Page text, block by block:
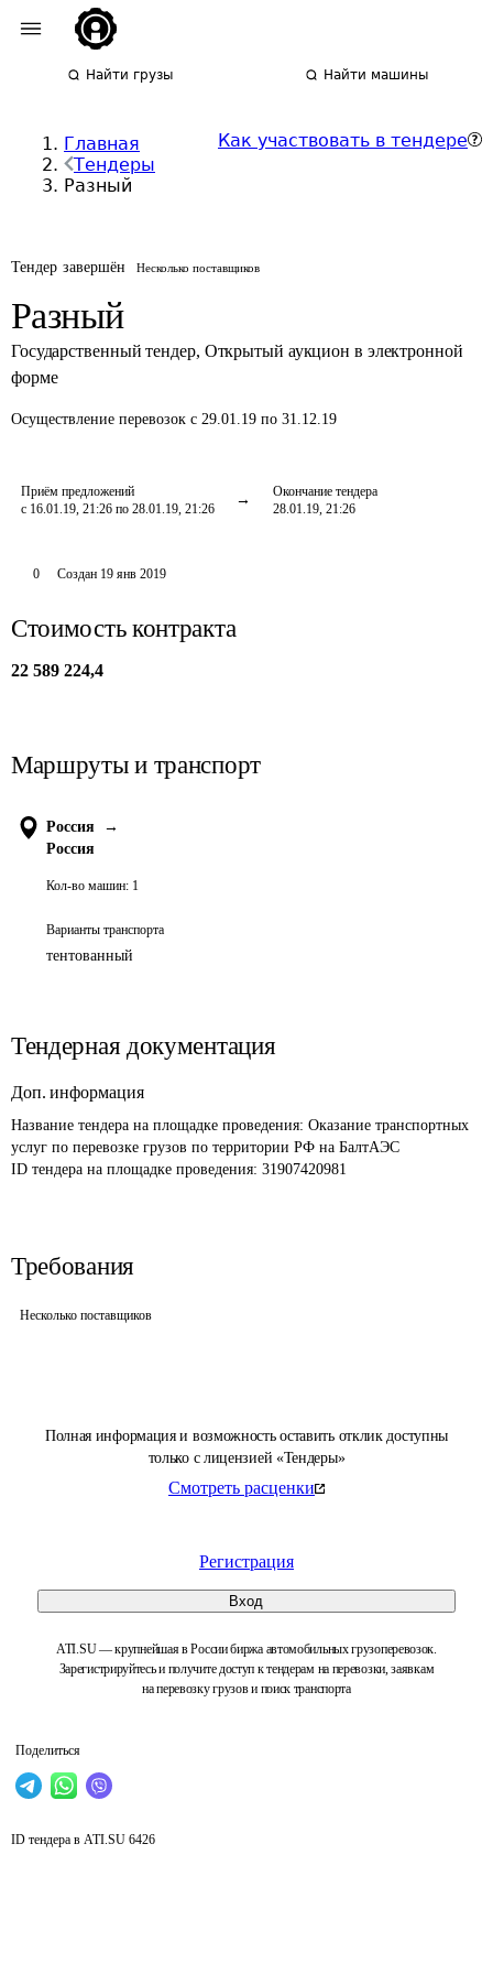
Найти грузы Найти машины
Главная
Тендеры
Разный
Как участвовать в тендере
Тендер завершён Несколько поставщиков
Разный
Государственный тендер, Открытый аукцион в электронной
форме
Осуществление перевозок с 29.01.19 по 31.12.19
Приём предложений
с 16.01.19, 21:26 по 28.01.19, 21:26
Окончание тендера
28.01.19, 21:26
Полная информация и возможность оставить отклик доступны
только с лицензией «Тендеры»
Смотреть расценки
Регистрация
Вход
ATI.SU — крупнейшая в России биржа автомобильных грузоперевозок.
Зарегистрируйтесь и получите доступ к тендерам на перевозки, заявкам
на перевозку грузов и поиск транспорта
Поделиться
0 Создан 19 янв 2019
Стоимость контракта
22 589 224,4
Маршруты и транспорт
Россия
→
Россия
Кол-во машин: 1
Варианты транспорта
тентованный
Тендерная документация
Доп. информация
Название тендера на площадке проведения: Оказание транспортных
услуг по перевозке грузов по территории РФ на БалтАЭС
ID тендера на площадке проведения: 31907420981
Требования
Несколько поставщиков
ID тендера в ATI.SU 6426